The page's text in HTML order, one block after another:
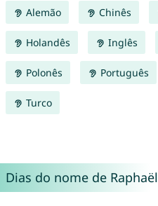
Alemão Chinês
Holandês Inglês
Polonês Português
Turco
Dias do nome de Raphaël